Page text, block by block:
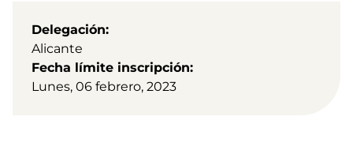
Delegación
Alicante
Fecha límite inscripción
Lunes, 06 febrero, 2023